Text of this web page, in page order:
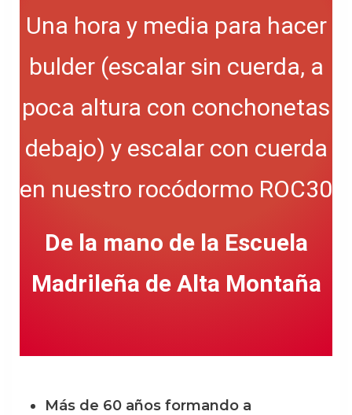
Una hora y media para hacer
bulder (escalar sin cuerda, a
poca altura con conchonetas
debajo) y escalar con cuerda
en nuestro rocódormo ROC30
De la mano de la Escuela
Madrileña de Alta Montaña
Más de 60 años formando a